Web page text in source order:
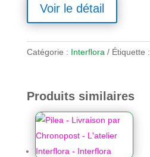
Voir le détail
Catégorie : Interflora Étiquette :
Produits similaires